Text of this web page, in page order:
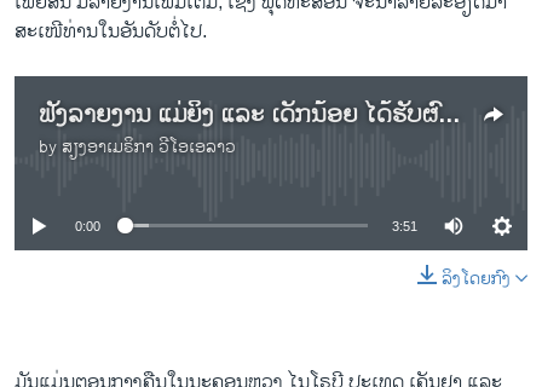
ສະເໜີທ່ານໃນອັນດັບຕໍ່ໄປ.
ຟັງລາຍງານ ແມ່ຍິງ ແລະ ເດັກນ້ອຍ ໄດ້ຮັບຜົນກະທົບ ຈາກການສົ່ງ ການປິ່ນປົວສຸຂະພາບ ໄປຕໍ່ສູ້ກັບ ໂຄວິດ-19
by ສຽງອາເມຣິກາ ວີໂອເອລາວ
No media source currently available
0:00 3:51
ລິງໂດຍກົງ